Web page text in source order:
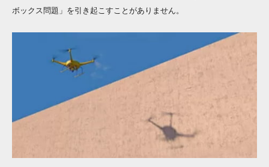
ボックス問題」を引き起こすことがありません。